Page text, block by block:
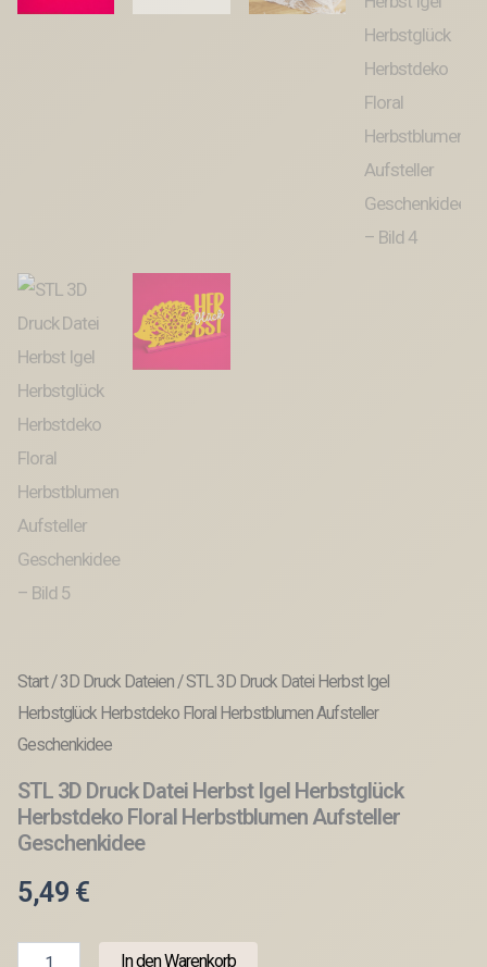
Start/3D Druck Dateien/ STL 3D Druck Datei Herbst Igel
Herbstglück Herbstdeko Floral Herbstblumen Aufsteller
Geschenkidee
STL 3D Druck Datei Herbst Igel Herbstglück
Herbstdeko Floral Herbstblumen Aufsteller
Geschenkidee
5,49 €
In den Warenkorb